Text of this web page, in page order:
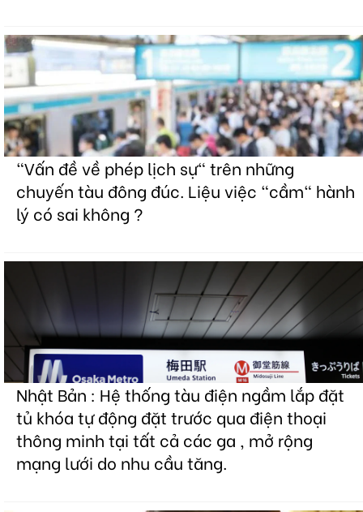
"Vấn đề về phép lịch sự" trên những
chuyến tàu đông đúc. Liệu việc "cầm" hành
lý có sai không ?
Nhật Bản : Hệ thống tàu điện ngầm lắp đặt
tủ khóa tự động đặt trước qua điện thoại
thông minh tại tất cả các ga , mở rộng
mạng lưới do nhu cầu tăng.